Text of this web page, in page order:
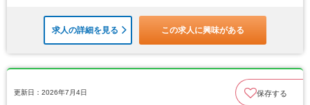
求人の詳細を見る この求人に興味がある
更新日：2026年7月4日 保存する